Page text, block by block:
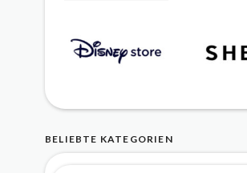
BELIEBTE KATEGORIEN